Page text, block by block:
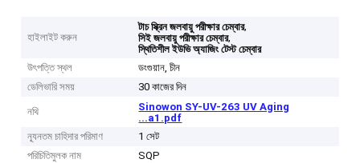
হাইলাইট করুন
টাচ স্ক্রিন জলবায়ু পরীক্ষার চেম্বার,
সিই জলবায়ু পরীক্ষার চেম্বার,
স্থিতিশীল ইউভি অ্যাজিং টেস্ট চেম্বার
উৎপত্তি স্থল
ডংগুয়ান, চীন
ডেলিভারি সময়
30 কাজের দিন
নথি
Sinowon SY-UV-263 UV Aging
...a1.pdf
ন্যূনতম চাহিদার পরিমাণ
1 সেট
পরিচিতিমুলক নাম
SQP